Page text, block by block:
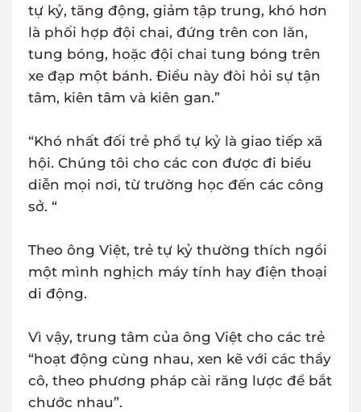
tự kỷ, tăng động, giảm tập trung, khó hơn
là phối hợp đội chai, đứng trên con lăn,
tung bóng, hoặc đội chai tung bóng trên
xe đạp một bánh. Điều này đòi hỏi sự tận
tâm, kiên tâm và kiên gan.”
“Khó nhất đối trẻ phổ tự kỷ là giao tiếp xã
hội. Chúng tôi cho các con được đi biểu
diễn mọi nơi, từ trường học đến các công
sở. “
Theo ông Việt, trẻ tự kỷ thường thích ngồi
một mình nghịch máy tính hay điện thoại
di động.
Vì vậy, trung tâm của ông Việt cho các trẻ
“hoạt động cùng nhau, xen kẽ với các thầy
cô, theo phương pháp cài răng lược để bắt
chước nhau”.